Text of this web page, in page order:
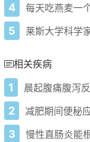
4
5
相关疾病
1
2
3